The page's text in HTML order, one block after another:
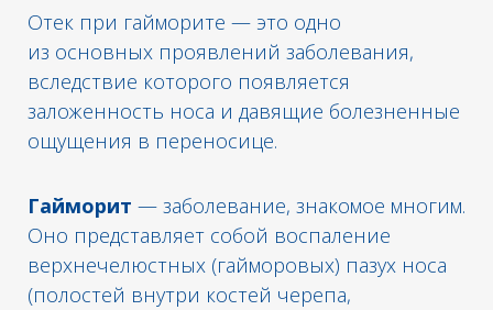
Отек при гайморите — это одно
из основных проявлений заболевания,
вследствие которого появляется
заложенность носа и давящие болезненные
ощущения в переносице.
Гайморит — заболевание, знакомое многим.
Оно представляет собой воспаление
верхнечелюстных (гайморовых) пазух носа
(полостей внутри костей черепа,